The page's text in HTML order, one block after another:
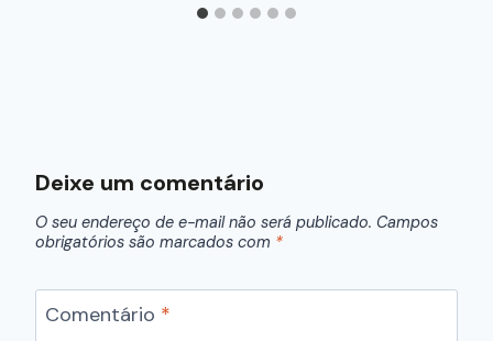
Deixe um comentário
O seu endereço de e-mail não será publicado. Campos
obrigatórios são marcados com *
Comentário *